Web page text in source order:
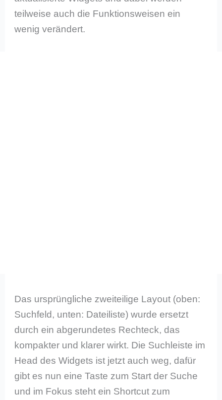
teilweise auch die Funktionsweisen ein
wenig verändert.
Das ursprüngliche zweiteilige Layout (oben:
Suchfeld, unten: Dateiliste) wurde ersetzt
durch ein abgerundetes Rechteck, das
kompakter und klarer wirkt. Die Suchleiste im
Head des Widgets ist jetzt auch weg, dafür
gibt es nun eine Taste zum Start der Suche
und im Fokus steht ein Shortcut zum